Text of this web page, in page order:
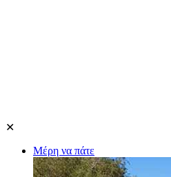
✕
Μέρη να πάτε